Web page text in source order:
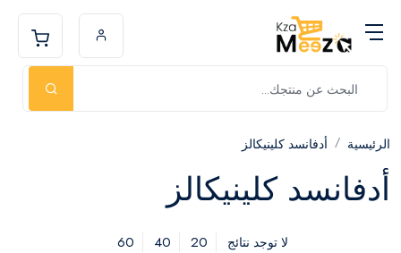
الرئيسية أدفانسد كلينيكالز
أدفانسد كلينيكالز
لا توجد نتائج 20
40
60